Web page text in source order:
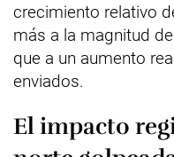
crecimiento relativo
más a la magnitud
que a un aumento
enviados.
El impacto